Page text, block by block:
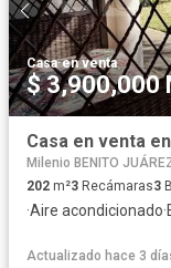
Casa·en venta
$ 3,900,000
Casa en venta
Milenio BENITO
202 m²3 Recámaras3
·Aire acondicionado·
Actualizado hace 3